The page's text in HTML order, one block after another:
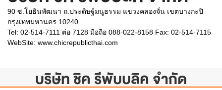
90 ซ.โยธินพัฒนา ถ.ประดิษฐ์มนูธรรม แขวงคลองจั่น เขตบางกะปิ
กรุงเทพมหานคร 10240
Tel: 02-514-7111 ต่อ 7128 มือถือ 088-022-8158 Fax: 02-514-7115
WebSite: www.chicrepublicthai.com
บริษัท ชิค รีพับบลิค จำกัด